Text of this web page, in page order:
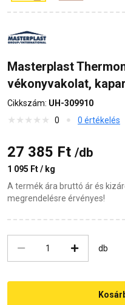
Masterplast
vékonyvakolat,
Cikkszám: UH-309910
0
0 értékelés
27 385 Ft /db
1 095 Ft / kg
A termék ára bruttó ár és
megrendelésre érvényes!
db